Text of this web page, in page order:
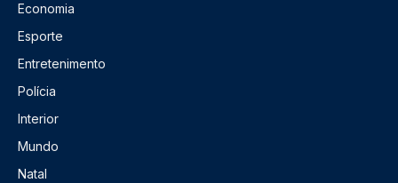
Economia
Esporte
Entretenimento
Polícia
Interior
Mundo
Natal